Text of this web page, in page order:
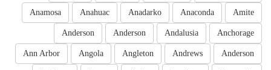
Amite
Anaconda
Anadarko
Anahuac
Anamosa
Anchorage
Andalusia
Anderson
Anderson
Anderson
Andrews
Angleton
Angola
Ann Arbor